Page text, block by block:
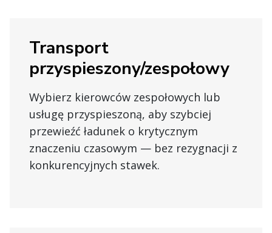
Transport
przyspieszony/zespołowy
Wybierz kierowców zespołowych lub
usługę przyspieszoną, aby szybciej
przewieźć ładunek o krytycznym
znaczeniu czasowym — bez rezygnacji z
konkurencyjnych stawek.